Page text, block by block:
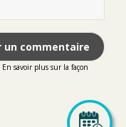
En savoir plus sur la façon